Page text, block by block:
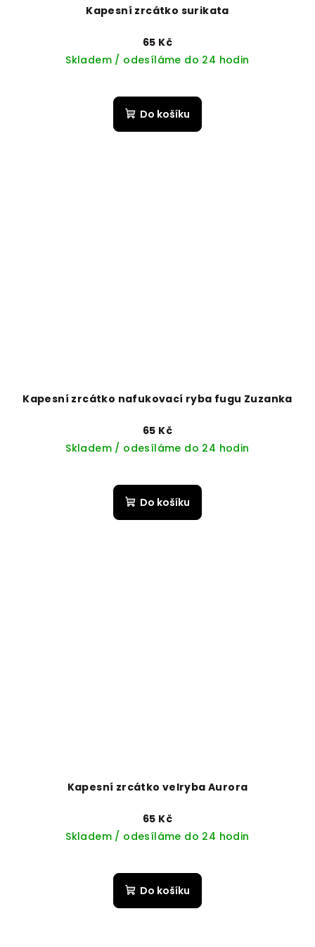
Kapesní zrcátko surikata
65 Kč
Skladem / odesíláme do 24 hodin
Do košíku
Kapesní zrcátko nafukovací ryba fugu Zuzanka
65 Kč
Skladem / odesíláme do 24 hodin
Do košíku
Kapesní zrcátko velryba Aurora
65 Kč
Skladem / odesíláme do 24 hodin
Do košíku